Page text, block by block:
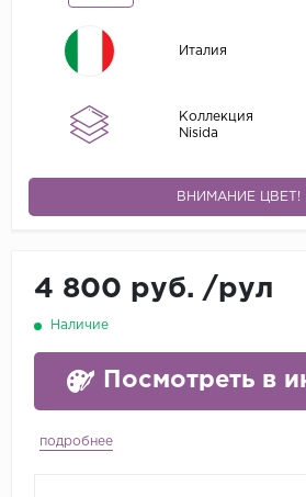
Италия
Коллекция
Nisida
ВНИМАНИЕ ЦВЕТ!
4 800 руб. /рул
Наличие
Посмотреть в
подробнее